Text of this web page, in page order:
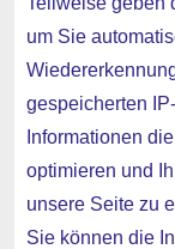
um Sie
gespeicherten
Informationen
optimieren und
unsere Seite zu
Sie können die